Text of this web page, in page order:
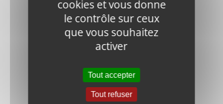
CRX68-
FN.W8-DIN-
Ajouter Détails
cookies et vous donne
le contrôle sur ceux
que vous souhaitez
activer
Tout accepter
Tout refuser